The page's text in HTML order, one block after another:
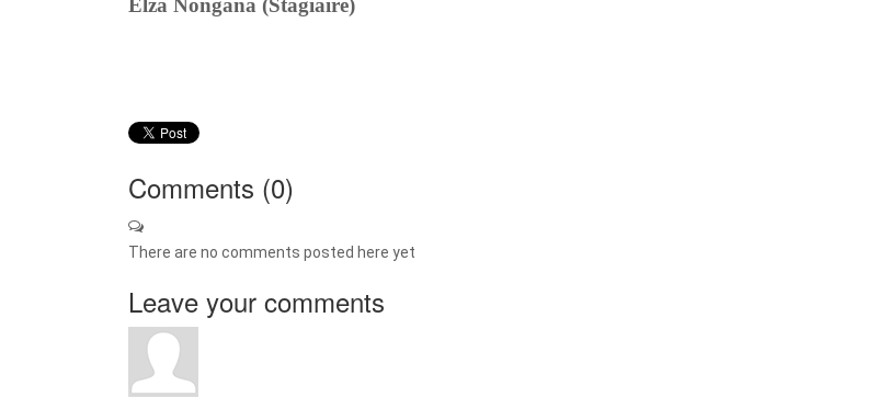
Comments (0)
There are no comments posted here yet
Leave your comments